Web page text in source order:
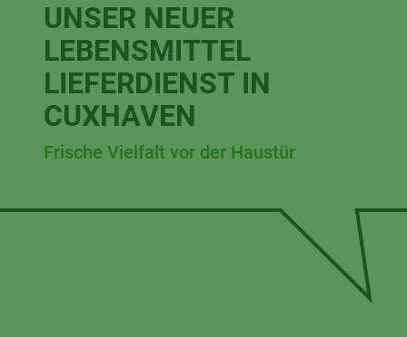
UNSER NEUER
LEBENSMITTEL
LIEFERDIENST IN
CUXHAVEN
Frische Vielfalt vor der Haustür